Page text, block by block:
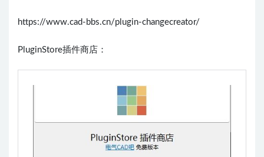
https://www.cad-bbs.cn/plugin-changecreator/
PluginStore插件商店：